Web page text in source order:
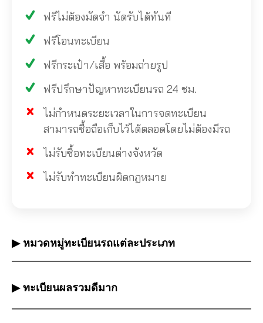
ฟรีไม่ต้องมัดจำ นัดรับได้ทันที
ฟรีโอนทะเบียน
ฟรีกระเป๋า/เสื้อ พร้อมถ่ายรูป
ฟรีปรึกษาปัญหาทะเบียนรถ 24 ชม.
ไม่กำหนดระยะเวลาในการจดทะเบียน
สามารถซื้อถือเก็บไว้ได้ตลอดโดยไม่ต้องมีรถ
ไม่รับซื้อทะเบียนต่างจังหวัด
ไม่รับทำทะเบียนผิดกฎหมาย
▶ หมวดหมู่ทะเบียนรถแต่ละประเภท
▶ ทะเบียนผลรวมดีมาก